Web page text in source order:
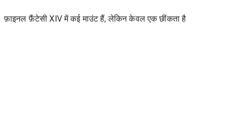
फ़ाइनल फ़ैंटेसी XIV में कई माउंट हैं, लेकिन केवल एक छींकता है